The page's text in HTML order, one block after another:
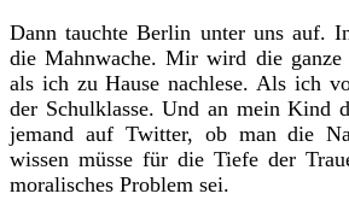
Dann tauchte Berlin unter uns auf.
die Mahnwache. Mir wird die ganze
als ich zu Hause nachlese. Als ich
der Schulklasse. Und an mein Kind
jemand auf Twitter, ob man die
wissen müsse für die Tiefe der
moralisches Problem sei.